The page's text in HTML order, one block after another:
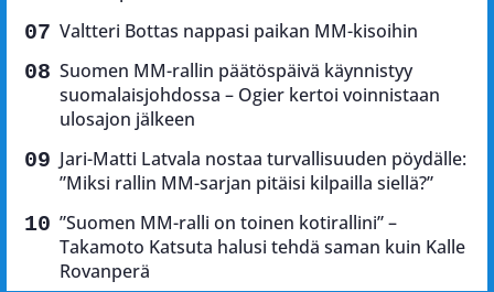
Valtteri Bottas nappasi paikan MM-kisoihin
Suomen MM-rallin päätöspäivä käynnistyy
suomalaisjohdossa – Ogier kertoi voinnistaan
ulosajon jälkeen
Jari-Matti Latvala nostaa turvallisuuden pöydälle:
”Miksi rallin MM-sarjan pitäisi kilpailla siellä?”
”Suomen MM-ralli on toinen kotirallini” –
Takamoto Katsuta halusi tehdä saman kuin Kalle
Rovanperä